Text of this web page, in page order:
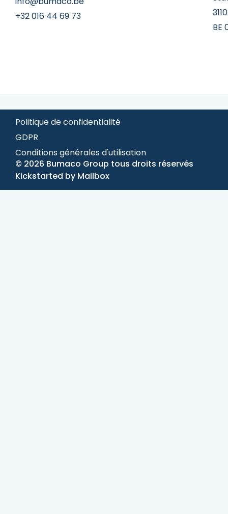
+32 016 44 69 73
BE
Politique de confidentialité
GDPR
Conditions générales d'utilisation
© 2026 Bumaco Group tous droits réservés
Kickstarted by Mailbox